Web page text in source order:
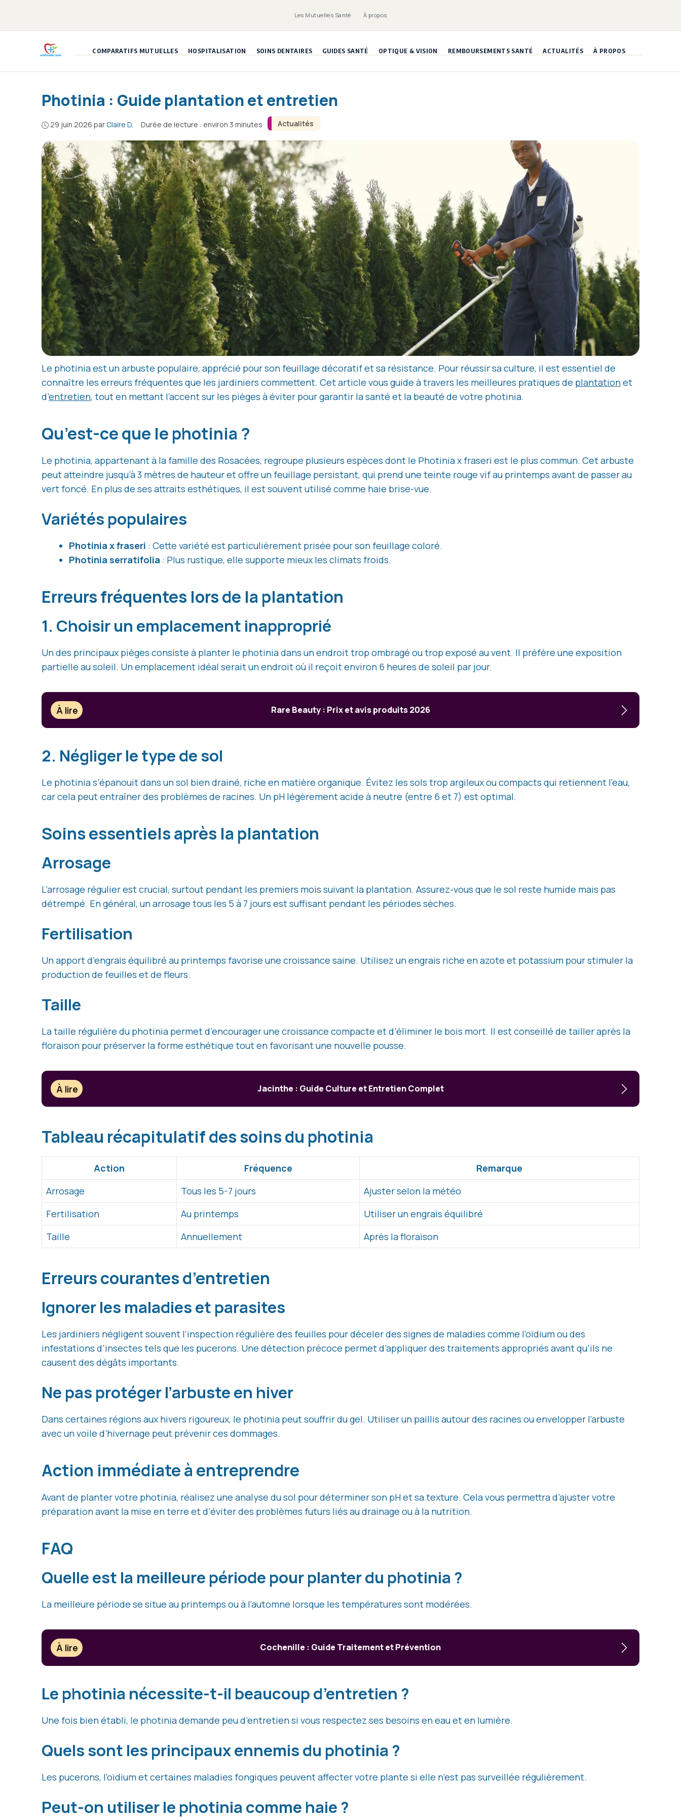
contenu
Les Mutuelles Santé À propos
COMPARATIFS MUTUELLES HOSPITALISATION SOINS DENTAIRES GUIDES SANTÉ OPTIQUE & VISION REMBOURSEMENTS SANTÉ ACTUALITÉS À PROPOS
Actualités
Photinia : Guide plantation et entretien
29 juin 2026 par Claire D. · Durée de lecture : environ 3 minutes
Le photinia est un arbuste populaire, apprécié pour son feuillage décoratif et sa résistance. Pour réussir sa culture, il est essentiel de
connaître les erreurs fréquentes que les jardiniers commettent. Cet article vous guide à travers les meilleures pratiques de plantationet
d’entretien, tout en mettant l’accent sur les pièges à éviter pour garantir la santé et la beauté de votre photinia.
Qu’est-ce que le photinia ?
Le photinia, appartenant à la famille des Rosacées, regroupe plusieurs espèces dont le Photinia x fraseri est le plus commun. Cet arbuste
peut atteindre jusqu’à 3 mètres de hauteur et offre un feuillage persistant, qui prend une teinte rouge vif au printemps avant de passer au
vert foncé. En plus de ses attraits esthétiques, il est souvent utilisé comme haie brise-vue.
Variétés populaires
Photinia x fraseri : Cette variété est particulièrement prisée pour son feuillage coloré.
Photinia serratifolia : Plus rustique, elle supporte mieux les climats froids.
Erreurs fréquentes lors de la plantation
1. Choisir un emplacement inapproprié
Un des principaux pièges consiste à planter le photinia dans un endroit trop ombragé ou trop exposé au vent. Il préfère une exposition
partielle au soleil. Un emplacement idéal serait un endroit où il reçoit environ 6 heures de soleil par jour.
À lire Rare Beauty : Prix et avis produits 2026
2. Négliger le type de sol
Le photinia s’épanouit dans un sol bien drainé, riche en matière organique. Évitez les sols trop argileux ou compacts qui retiennent l’eau,
car cela peut entraîner des problèmes de racines. Un pH légèrement acide à neutre (entre 6 et 7) est optimal.
Soins essentiels après la plantation
Arrosage
L’arrosage régulier est crucial, surtout pendant les premiers mois suivant la plantation. Assurez-vous que le sol reste humide mais pas
détrempé. En général, un arrosage tous les 5 à 7 jours est suffisant pendant les périodes sèches.
Fertilisation
Un apport d’engrais équilibré au printemps favorise une croissance saine. Utilisez un engrais riche en azote et potassium pour stimuler la
production de feuilles et de fleurs.
Taille
La taille régulière du photinia permet d’encourager une croissance compacte et d’éliminer le bois mort. Il est conseillé de tailler après la
floraison pour préserver la forme esthétique tout en favorisant une nouvelle pousse.
À lire Jacinthe : Guide Culture et Entretien Complet
Tableau récapitulatif des soins du photinia
Action Fréquence
Remarque
Arrosage
Tous les 5-7 jours
Ajuster selon la météo
Fertilisation
Au printemps
Utiliser un engrais équilibré
Taille
Annuellement Après la floraison
Erreurs courantes d’entretien
Ignorer les maladies et parasites
Les jardiniers négligent souvent l’inspection régulière des feuilles pour déceler des signes de maladies comme l’oïdium ou des
infestations d’insectes tels que les pucerons. Une détection précoce permet d’appliquer des traitements appropriés avant qu’ils ne
causent des dégâts importants.
Ne pas protéger l’arbuste en hiver
Dans certaines régions aux hivers rigoureux, le photinia peut souffrir du gel. Utiliser un paillis autour des racines ou envelopper l’arbuste
avec un voile d’hivernage peut prévenir ces dommages.
Action immédiate à entreprendre
Avant de planter votre photinia, réalisez une analyse du sol pour déterminer son pH et sa texture. Cela vous permettra d’ajuster votre
préparation avant la mise en terre et d’éviter des problèmes futurs liés au drainage ou à la nutrition.
FAQ
Quelle est la meilleure période pour planter du photinia ?
La meilleure période se situe au printemps ou à l’automne lorsque les températures sont modérées.
À lire Cochenille : Guide Traitement et Prévention
Le photinia nécessite-t-il beaucoup d’entretien ?
Une fois bien établi, le photinia demande peu d’entretien si vous respectez ses besoins en eau et en lumière.
Quels sont les principaux ennemis du photinia ?
Les pucerons, l’oïdium et certaines maladies fongiques peuvent affecter votre plante si elle n’est pas surveillée régulièrement.
Peut-on utiliser le photinia comme haie ?